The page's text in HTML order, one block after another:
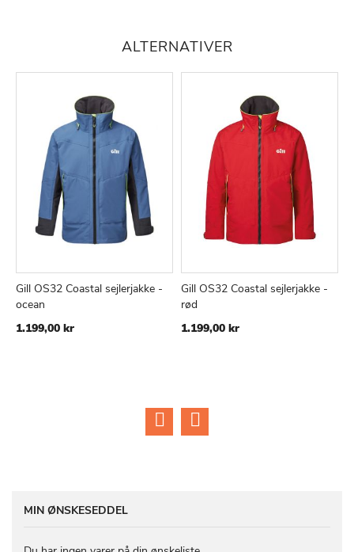
ALTERNATIVER
Læg i kurv
TILFØJSAMMENLIGN
Gill OS32 Coastal sejlerjakke -
ocean
1.199,00 kr
TILFØJ
Gill OS32 Coastal sejlerjakke -
rød
1.199,00 kr
MIN ØNSKESEDDEL